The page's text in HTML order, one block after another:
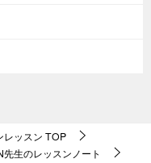
レッスン TOP
先生のレッスンノート